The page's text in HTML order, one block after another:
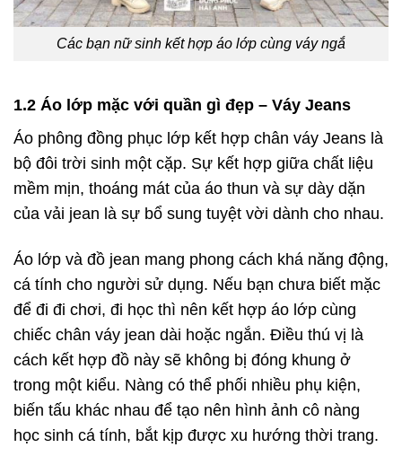
Các bạn nữ sinh kết hợp áo lớp cùng váy ngắ
1.2 Áo lớp mặc với quần gì đẹp – Váy Jeans
Áo phông đồng phục lớp kết hợp chân váy Jeans là
bộ đôi trời sinh một cặp. Sự kết hợp giữa chất liệu
mềm mịn, thoáng mát của áo thun và sự dày dặn
của vải jean là sự bổ sung tuyệt vời dành cho nhau.
Áo lớp và đồ jean mang phong cách khá năng động,
cá tính cho người sử dụng. Nếu bạn chưa biết mặc
để đi đi chơi, đi học thì nên kết hợp áo lớp cùng
chiếc chân váy jean dài hoặc ngắn. Điều thú vị là
cách kết hợp đồ này sẽ không bị đóng khung ở
trong một kiểu. Nàng có thể phối nhiều phụ kiện,
biến tấu khác nhau để tạo nên hình ảnh cô nàng
học sinh cá tính, bắt kịp được xu hướng thời trang.